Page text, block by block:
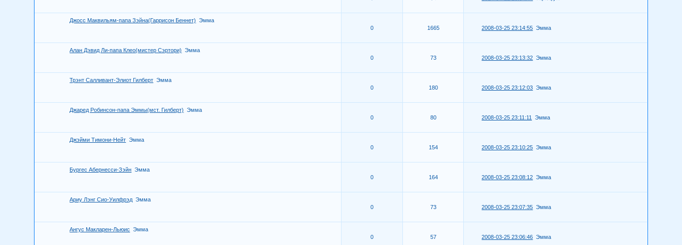
Джосс Маквильям-папа Зэйна(Гаррисон Беннет)
Эмма
0
1665 2008-03-25 23:14:55 Эмма
Алан Дэвид Ли-папа Клео(мистер Сэртори)
Эмма
0
73 2008-03-25 23:13:32 Эмма
Трэнт Салливант-Элиот Гилберт Эмма
0
180 2008-03-25 23:12:03 Эмма
Джаред Робинсон-папа Эммы(мст. Гилберт)
Эмма
0
80 2008-03-25 23:11:11 Эмма
Джэйми Тимони-Нейт Эмма
0
154 2008-03-25 23:10:25 Эмма
Бургес Абернесси-Зэйн Эмма
0
164 2008-03-25 23:08:12 Эмма
Ариу Лэнг Сио-Уилфрэд Эмма
0
73 2008-03-25 23:07:35 Эмма
Ангус Макларен-Льюис
Эмма
0
57 2008-03-25 23:06:46 Эмма